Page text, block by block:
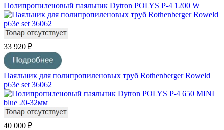
Полипропиленовый паяльник Dytron POLYS P-4 1200 W
33 920 ₽
Паяльник для полипропиленовых труб Rothenberger Roweld
p63e set 36062
40 000 ₽